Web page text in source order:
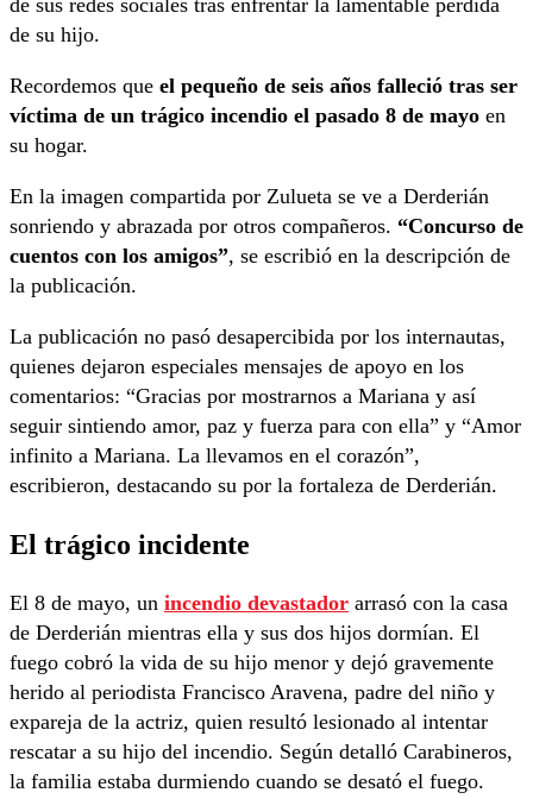
de sus redes sociales tras enfrentar la lamentable pérdida
de su hijo.
Recordemos que el pequeño de seis años falleció tras ser
víctima de un trágico incendio el pasado 8 de mayo en
su hogar.
En la imagen compartida por Zulueta se ve a Derderián
sonriendo y abrazada por otros compañeros. “Concurso de
cuentos con los amigos”, se escribió en la descripción de
la publicación.
La publicación no pasó desapercibida por los internautas,
quienes dejaron especiales mensajes de apoyo en los
comentarios: “Gracias por mostrarnos a Mariana y así
seguir sintiendo amor, paz y fuerza para con ella” y “Amor
infinito a Mariana. La llevamos en el corazón”,
escribieron, destacando su por la fortaleza de Derderián.
El trágico incidente
El 8 de mayo, un incendio devastador arrasó con la casa
de Derderián mientras ella y sus dos hijos dormían. El
fuego cobró la vida de su hijo menor y dejó gravemente
herido al periodista Francisco Aravena, padre del niño y
expareja de la actriz, quien resultó lesionado al intentar
rescatar a su hijo del incendio. Según detalló Carabineros,
la familia estaba durmiendo cuando se desató el fuego.